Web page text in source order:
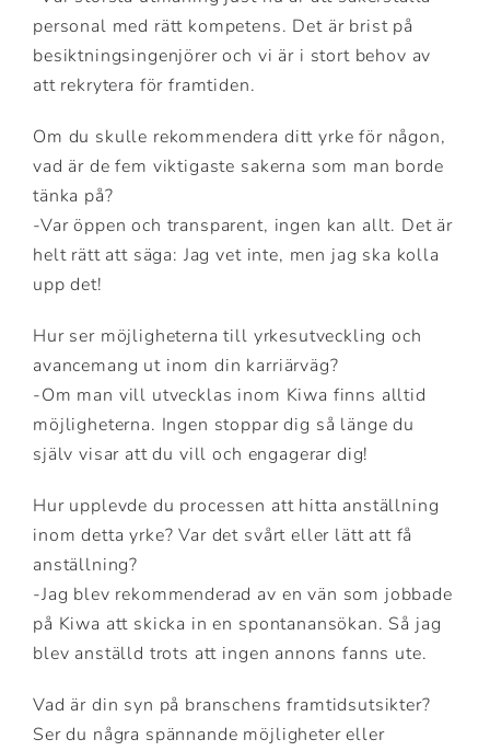
personal med rätt kompetens. Det är brist på
besiktningsingenjörer och vi är i stort behov av
att rekrytera för framtiden.
Om du skulle rekommendera ditt yrke för någon,
vad är de fem viktigaste sakerna som man borde
tänka på?
-Var öppen och transparent, ingen kan allt. Det är
helt rätt att säga: Jag vet inte, men jag ska kolla
upp det!
Hur ser möjligheterna till yrkesutveckling och
avancemang ut inom din karriärväg?
-Om man vill utvecklas inom Kiwa finns alltid
möjligheterna. Ingen stoppar dig så länge du
själv visar att du vill och engagerar dig!
Hur upplevde du processen att hitta anställning
inom detta yrke? Var det svårt eller lätt att få
anställning?
-Jag blev rekommenderad av en vän som jobbade
på Kiwa att skicka in en spontanansökan. Så jag
blev anställd trots att ingen annons fanns ute.
Vad är din syn på branschens framtidsutsikter?
Ser du några spännande möjligheter eller